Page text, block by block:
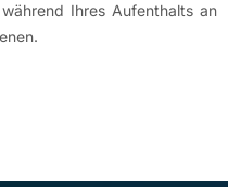
Ihres Aufenthalts an